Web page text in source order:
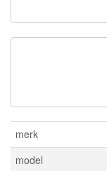
merk
model